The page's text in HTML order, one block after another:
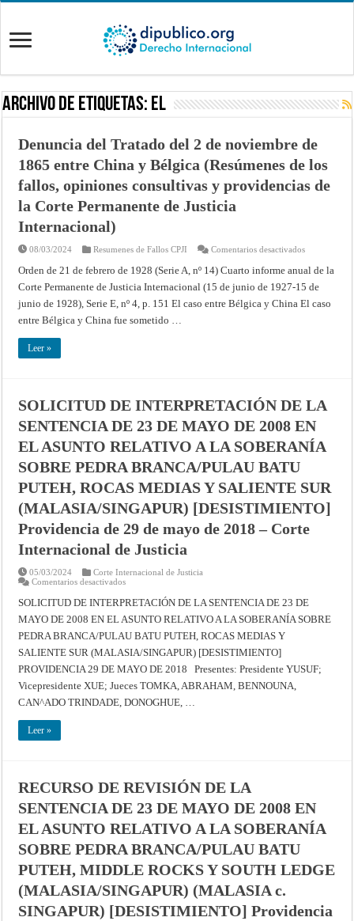
Archivo de Etiquetas: EL
Denuncia del Tratado del 2 de noviembre de
1865 entre China y Bélgica (Resúmenes de los
fallos, opiniones consultivas y providencias de
la Corte Permanente de Justicia
Internacional)
08/03/2024 Resumenes de Fallos CPJI Comentarios desactivadosen
del
Tratado
del
de
los
fallos,
opiniones
consultivas
providencias
Permanente
de
Justicia
Orden de 21 de febrero de 1928 (Serie A, nº 14) Cuarto informe anual de la
Corte Permanente de Justicia Internacional (15 de junio de 1927-15 de
junio de 1928), Serie E, nº 4, p. 151 El caso entre Bélgica y China El caso
entre Bélgica y China fue sometido …
Leer »
SOLICITUD DE INTERPRETACIÓN DE LA
SENTENCIA DE 23 DE MAYO DE 2008 EN
EL ASUNTO RELATIVO A LA SOBERANÍA
SOBRE PEDRA BRANCA/PULAU BATU
PUTEH, ROCAS MEDIAS Y SALIENTE SUR
(MALASIA/SINGAPUR) [DESISTIMIENTO]
Providencia de 29 de mayo de 2018 – Corte
Internacional de Justicia
05/03/2024
Corte Internacional de Justicia
Comentarios desactivadosen
DE
INTERPRETACIÓN
DE
SENTENCIA
DE
23
DE
MAYO
DE
EN
BRANCA/PULAU
PUTEH,
MEDIAS
Y
SALIENTE
SUR
(MALASIA/SINGAPUR)
[DESISTIMIENTO]
Providencia
de
de
SOLICITUD DE INTERPRETACIÓN DE LA SENTENCIA DE 23 DE
MAYO DE 2008 EN EL ASUNTO RELATIVO A LA SOBERANÍA SOBRE
PEDRA BRANCA/PULAU BATU PUTEH, ROCAS MEDIAS Y
SALIENTE SUR (MALASIA/SINGAPUR) [DESISTIMIENTO]
PROVIDENCIA 29 DE MAYO DE 2018 Presentes: Presidente YUSUF;
Vicepresidente XUE; Jueces TOMKA, ABRAHAM, BENNOUNA,
CAN^ADO TRINDADE, DONOGHUE, …
Leer »
RECURSO DE REVISIÓN DE LA
SENTENCIA DE 23 DE MAYO DE 2008 EN
EL ASUNTO RELATIVO A LA SOBERANÍA
SOBRE PEDRA BRANCA/PULAU BATU
PUTEH, MIDDLE ROCKS Y SOUTH LEDGE
(MALASIA/SINGAPUR) (MALASIA c.
SINGAPUR) [DESISTIMIENTO] Providencia